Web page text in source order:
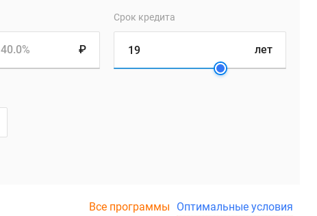
₽
40.0%
Срок кредита
лет
Все программы Оптимальные условия